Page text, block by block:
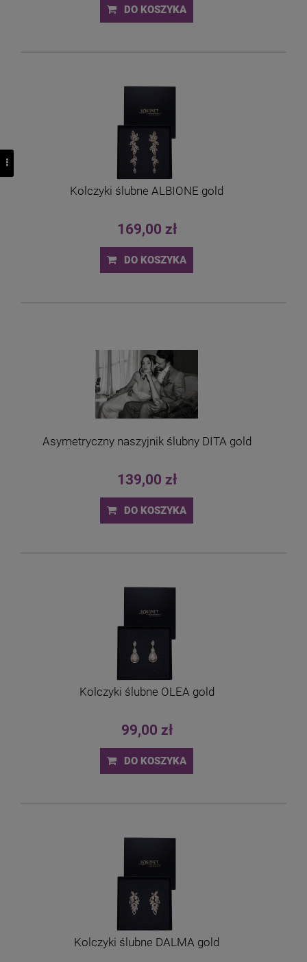
DO KOSZYKA
Kolczyki ślubne ALBIONE gold
169,00 zł
DO KOSZYKA
Asymetryczny naszyjnik ślubny DITA gold
139,00 zł
DO KOSZYKA
Kolczyki ślubne OLEA gold
99,00 zł
DO KOSZYKA
Kolczyki ślubne DALMA gold